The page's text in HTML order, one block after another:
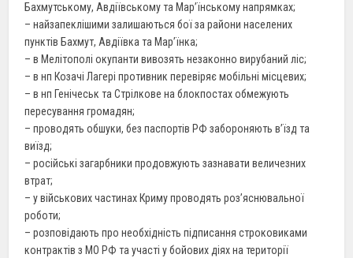
Бахмутському, Авдіївському та Мар’їнському напрямках;
– найзапеклішими залишаються бої за райони населених
пунктів Бахмут, Авдіївка та Мар’їнка;
– в Мелітополі окупанти вивозять незаконно вирубаний ліс;
– в нп Козачі Лагері противник перевіряє мобільні місцевих;
– в нп Генічеськ та Стрілкове на блокпостах обмежують
пересування громадян;
– проводять обшуки, без паспортів РФ забороняють в’їзд та
виїзд;
– російські загарбники продовжують зазнавати величезних
втрат;
– у військових частинах Криму проводять роз’яснювальної
роботи;
– розповідають про необхідність підписання строковиками
контрактів з МО РФ та участі у бойових діях на території